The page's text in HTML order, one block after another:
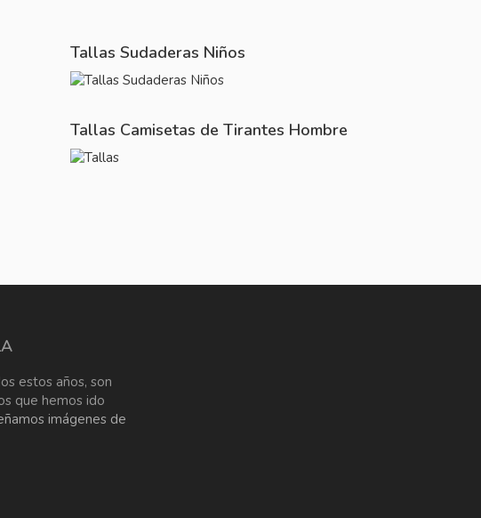
Tallas Sudaderas Niños
Tallas Camisetas de Tirantes Hombre
estos años, son
que hemos ido
imágenes de